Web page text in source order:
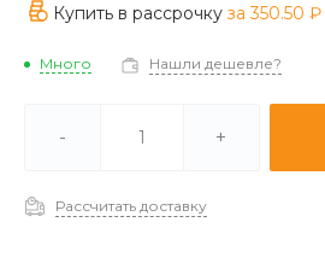
Купить в рассрочку за350.50 ₽
Много Нашли дешевле?
- +
Рассчитать доставку